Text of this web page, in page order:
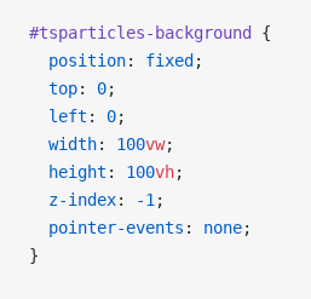
#tsparticles-background
{
  position
: fixed ;
  top
: 0;
  left
: 0;
  width
: 100vw;
  height
: 100vh;
  z-index
: -1 ;
  pointer-events
: none;
}